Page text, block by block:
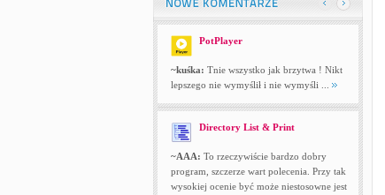
PotPlayer
~kuśka: Tnie wszystko jak brzytwa ! Nikt
lepszego nie wymyślił i nie wymyśli ...
Directory List & Print
~AAA: To rzeczywiście bardzo dobry
program, szczerze wart polecenia. Przy tak
wysokiej ocenie być może niestosowne jest